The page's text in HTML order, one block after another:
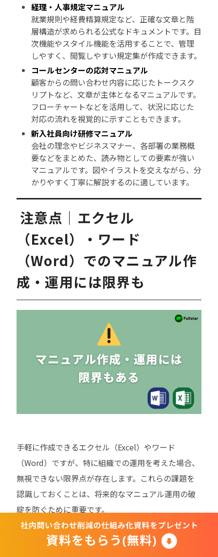
経理・人事規定マニュアル
就業規則や経費精算規定など、正確な文章と階
層構造が求められる公式なドキュメントです。目
次機能やスタイル機能を活用することで、管理
しやすく、閲覧しやすい規定集が作成できます。
コールセンターの応対マニュアル
顧客からの問い合わせ内容に応じたトークスク
リプトなど、文章が主体となるマニュアルです。
フローチャートなどを活用して、状況に応じた
対応の流れを視覚的に示すこともできます。
新入社員向け研修マニュアル
会社の理念やビジネスマナー、各部署の業務概
要などをまとめた、読み物としての要素が強い
マニュアルです。図やイラストを交えながら、分
かりやすく丁寧に解説するのに適しています。
注意点｜エクセル
（Excel）・ワード
（Word）でのマニュアル作
成・運用には限界も
手軽に作成できるエクセル（Excel）やワード
（Word）ですが、特に組織での運用を考えた場合、
無視できない限界点が存在します。これらの課題を
認識しておくことは、将来的なマニュアル運用の破
綻を防ぐために重要です。
複数人での同時編集・バージョン管理が難しい
前述の通り、ファイルが乱立しやすく、最新版の管